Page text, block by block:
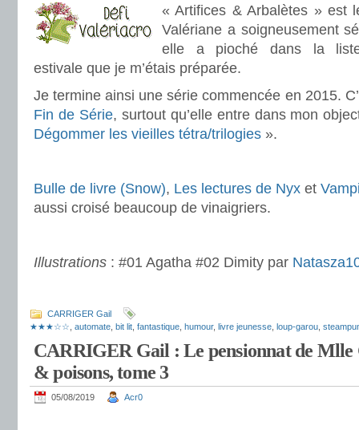
« Artifices & Arbalètes » est
Valériane a soigneusement
elle a pioché dans la liste
estivale que je m’étais préparée.
Je termine ainsi une série commencée en 2015.
Fin de Série, surtout qu’elle entre dans mon
Dégommer les vieilles tétra/trilogies ».
Bulle de livre (Snow), Les lectures de Nyx et
aussi croisé beaucoup de vinaigriers.
Illustrations : #01 Agatha #02 Dimity par
CARRIGER Gail
★★★☆☆ automate bit lit fantastique humour, livre jeunesse loup-garou
CARRIGER Gail : Le pensionnat de Mlle
& poisons, tome 3
05/08/2019 Acr0